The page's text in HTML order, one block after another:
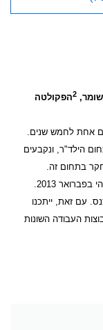
2הפקולטה
אחת לחמש שנים.
הילד"ר, ונקבעים
בתחום זה.
הסימפוזיון העולמי החמישי התקיים בניס, צרפת, בשלהי בפברואר 2013.
עם זאת, ייתכנו
העבודה השונות